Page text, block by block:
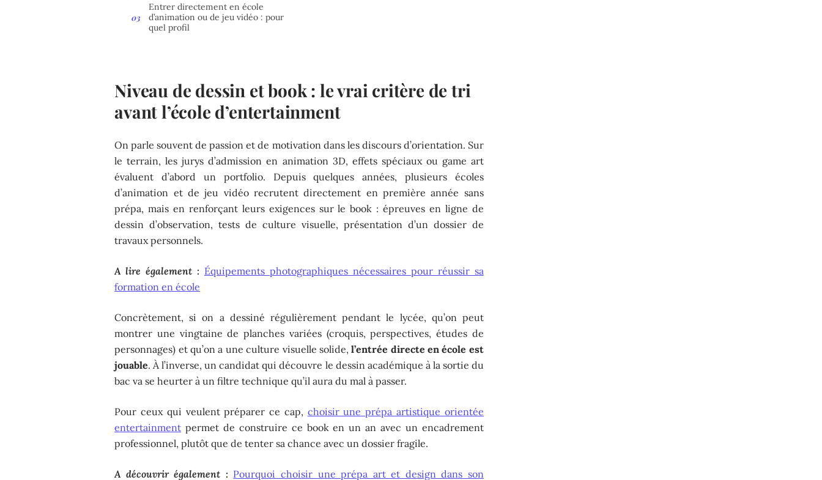
Entrer directement en école
d’animation ou de jeu vidéo : pour
quel profil
Niveau de dessin et book : le vrai critère de tri
avant l’école d’entertainment
On parle souvent de passion et de motivation dans les discours d’orientation. Sur
le terrain, les jurys d’admission en animation 3D, effets spéciaux ou game art
évaluent d’abord un portfolio. Depuis quelques années, plusieurs écoles
d’animation et de jeu vidéo recrutent directement en première année sans
prépa, mais en renforçant leurs exigences sur le book : épreuves en ligne de
dessin d’observation, tests de culture visuelle, présentation d’un dossier de
travaux personnels.
A lire également : Équipements photographiques nécessaires pour réussir sa
formation en école
Concrètement, si on a dessiné régulièrement pendant le lycée, qu’on peut
montrer une vingtaine de planches variées (croquis, perspectives, études de
personnages) et qu’on a une culture visuelle solide,l’entrée directe en école est
jouable. À l’inverse, un candidat qui découvre le dessin académique à la sortie du
bac va se heurter à un filtre technique qu’il aura du mal à passer.
Pour ceux qui veulent préparer ce cap, choisir une prépa artistique orientée
entertainment permet de construire ce book en un an avec un encadrement
professionnel, plutôt que de tenter sa chance avec un dossier fragile.
A découvrir également : Pourquoi choisir une prépa art et design dans son